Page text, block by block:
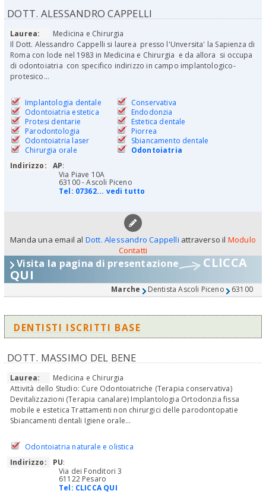
DOTT. ALESSANDRO CAPPELLI
Laurea:
Medicina e Chirurgia
Il Dott. Alessandro Cappelli si laurea presso l'Unversita' la Sapienza di
Roma con lode nel 1983 in Medicina e Chirurgia e da allora si occupa
di odontoiatria con specifico indirizzo in campo implantologico-
protesico...
Implantologia dentale
Odontoiatria estetica
Protesi dentarie
Parodontologia
Odontoiatria laser
Chirurgia orale
Conservativa
Endodonzia
Estetica dentale
Piorrea
Sbiancamento dentale
Odontoiatria
Indirizzo:
AP:
Via Piave 10A
63100 - Ascoli Piceno
Tel: 07362... vedi tutto
Manda una email al Dott. Alessandro Cappelli attraverso il Modulo
Contatti
Visita la pagina di presentazione CLICCA
QUI
Marche Dentista Ascoli Piceno 63100
DENTISTI ISCRITTI BASE
DOTT. MASSIMO DEL BENE
Laurea:
Medicina e Chirurgia
Attività dello Studio: Cure Odontoiatriche (Terapia conservativa)
Devitalizzazioni (Terapia canalare) Implantologia Ortodonzia fissa
mobile e estetica Trattamenti non chirurgici delle parodontopatie
Sbiancamenti dentali Igiene orale...
Odontoiatria naturale e olistica
Indirizzo:
PU:
Via dei Fonditori 3
61122 Pesaro
Tel: CLICCA QUI